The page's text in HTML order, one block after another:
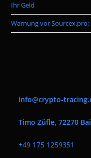
Ihr Geld
Warnung vor
info@crypto-
Timo Züfle, 72270
+49 175 1259351